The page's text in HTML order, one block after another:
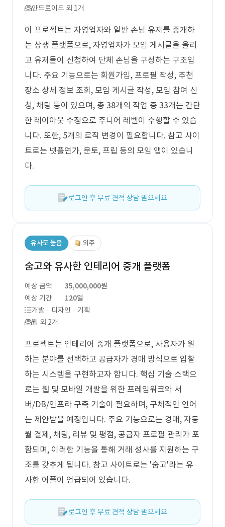
안드로이드 외 1개
이 프로젝트는 자영업자와 일반 손님 유저를 중개하
는 상생 플랫폼으로, 자영업자가 모임 게시글을 올리
고 유저들이 신청하여 단체 손님을 구성하는 구조입
니다. 주요 기능으로는 회원가입, 프로필 작성, 추천
장소 상세 정보 조회, 모임 게시글 작성, 모임 참여 신
청, 채팅 등이 있으며, 총 38개의 작업 중 33개는 간단
한 레이아웃 수정으로 주니어 레벨이 수행할 수 있습
니다. 또한, 5개의 로직 변경이 필요합니다. 참고 사이
트로는 넷플연가, 문토, 프립 등의 모임 앱이 있습니
다.
로그인 후 무료 견적 상담 받으세요.
유사도 높음 외주
숨고와 유사한 인테리어 중개 플랫폼
예상 금액
35,000,000원
예상 기간
120일
개발 · 디자인 · 기획
웹 외 2개
프로젝트는 인테리어 중개 플랫폼으로, 사용자가 원
하는 분야를 선택하고 공급자가 경매 방식으로 입찰
하는 시스템을 구현하고자 합니다. 핵심 기술 스택으
로는 웹 및 모바일 개발을 위한 프레임워크와 서
버/DB/인프라 구축 기술이 필요하며, 구체적인 언어
는 제안받을 예정입니다. 주요 기능으로는 경매, 자동
월 결제, 채팅, 리뷰 및 평점, 공급자 프로필 관리가 포
함되며, 이러한 기능을 통해 거래 성사를 지원하는 구
조를 갖추게 됩니다. 참고 사이트로는 '숨고'라는 유
사한 어플이 언급되어 있습니다.
로그인 후 무료 견적 상담 받으세요.